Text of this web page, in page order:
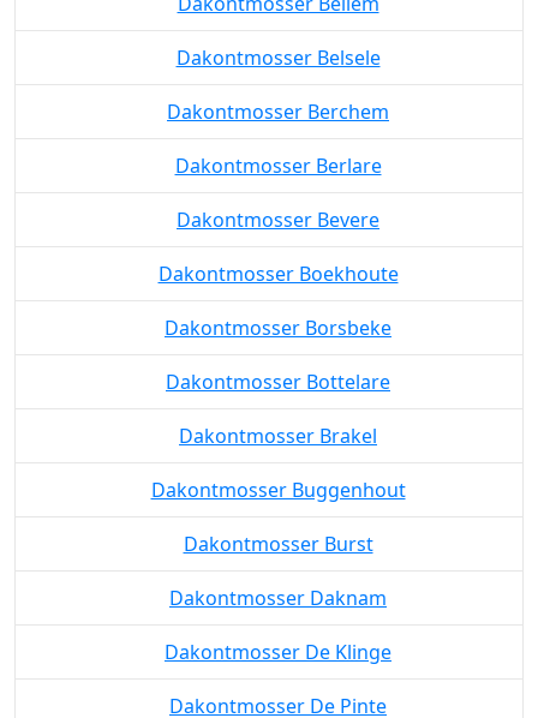
Dakontmosser Belsele
Dakontmosser Berchem
Dakontmosser Berlare
Dakontmosser Bevere
Dakontmosser Boekhoute
Dakontmosser Borsbeke
Dakontmosser Bottelare
Dakontmosser Brakel
Dakontmosser Buggenhout
Dakontmosser Burst
Dakontmosser Daknam
Dakontmosser De Klinge
Dakontmosser De Pinte